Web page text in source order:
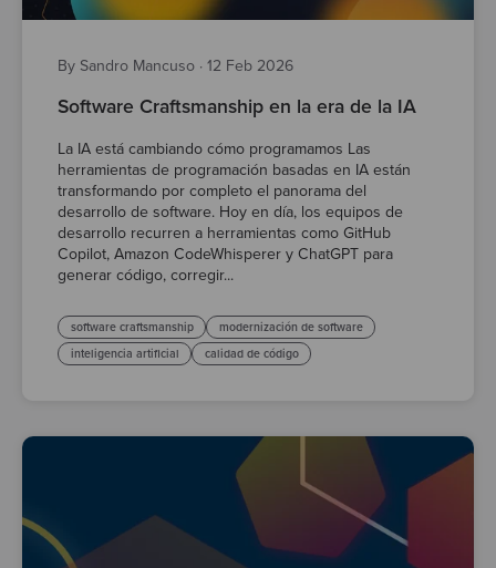
By Sandro Mancuso · 12 Feb 2026
Software Craftsmanship en la era de la IA
La IA está cambiando cómo programamos Las
herramientas de programación basadas en IA están
transformando por completo el panorama del
desarrollo de software. Hoy en día, los equipos de
desarrollo recurren a herramientas como GitHub
Copilot, Amazon CodeWhisperer y ChatGPT para
generar código, corregir...
software craftsmanship
modernización de software
inteligencia artificial
calidad de código